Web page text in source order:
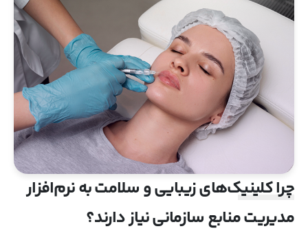
چرا کلینیک‌های زیبایی و سلامت به نرم‌افزار
مدیریت منابع سازمانی نیاز دارند؟